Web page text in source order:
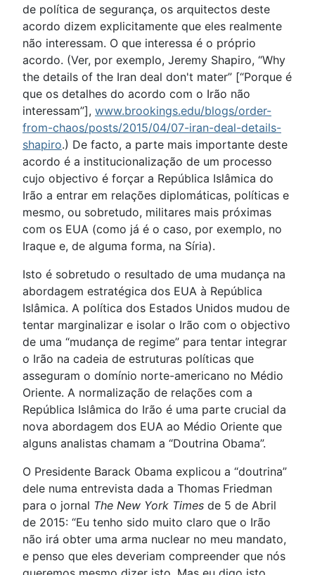
de política de segurança, os arquitectos deste
acordo dizem explicitamente que eles realmente
não interessam. O que interessa é o próprio
acordo. (Ver, por exemplo, Jeremy Shapiro, “Why
the details of the Iran deal don't mater” [“Porque é
que os detalhes do acordo com o Irão não
interessam”], www.brookings.edu/blogs/order-
from-chaos/posts/2015/04/07-iran-deal-details-
shapiro.) De facto, a parte mais importante deste
acordo é a institucionalização de um processo
cujo objectivo é forçar a República Islâmica do
Irão a entrar em relações diplomáticas, políticas e
mesmo, ou sobretudo, militares mais próximas
com os EUA (como já é o caso, por exemplo, no
Iraque e, de alguma forma, na Síria).
Isto é sobretudo o resultado de uma mudança na
abordagem estratégica dos EUA à República
Islâmica. A política dos Estados Unidos mudou de
tentar marginalizar e isolar o Irão com o objectivo
de uma “mudança de regime” para tentar integrar
o Irão na cadeia de estruturas políticas que
asseguram o domínio norte-americano no Médio
Oriente. A normalização de relações com a
República Islâmica do Irão é uma parte crucial da
nova abordagem dos EUA ao Médio Oriente que
alguns analistas chamam a “Doutrina Obama”.
O Presidente Barack Obama explicou a “doutrina”
dele numa entrevista dada a Thomas Friedman
para o jornal The New York Times de 5 de Abril
de 2015: “Eu tenho sido muito claro que o Irão
não irá obter uma arma nuclear no meu mandato,
e penso que eles deveriam compreender que nós